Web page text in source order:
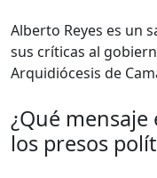
Alberto Reyes es un
sus críticas al
Arquidiócesis de
¿Qué mensaje
los presos